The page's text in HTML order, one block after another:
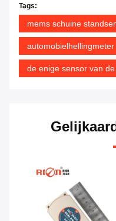
Tags:
mems schuine
automobielhellingmeter
de enige sensor van